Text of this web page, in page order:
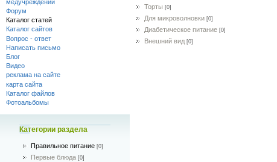
медучреждений
Форум
Каталог статей
Каталог сайтов
Вопрос - ответ
Написать письмо
Блог
Видео
реклама на сайте
карта сайта
Каталог файлов
Фотоальбомы
Категории раздела
Правильное питание [0]
Первые блюда [0]
Торты [0]
Для микроволновки [0]
Диабетическое питание [0]
Внешний вид [0]